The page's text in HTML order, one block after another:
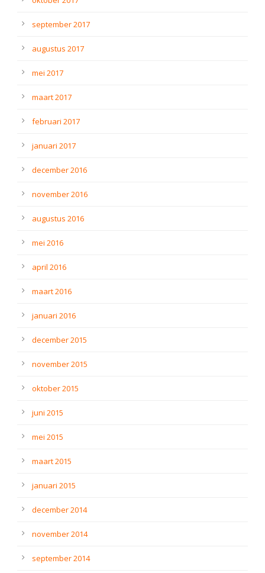
september 2017
augustus 2017
mei 2017
maart 2017
februari 2017
januari 2017
december 2016
november 2016
augustus 2016
mei 2016
april 2016
maart 2016
januari 2016
december 2015
november 2015
oktober 2015
juni 2015
mei 2015
maart 2015
januari 2015
december 2014
november 2014
september 2014